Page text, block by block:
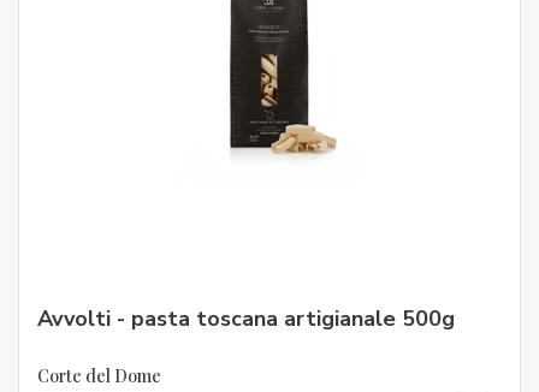
Avvolti - pasta toscana artigianale 500g
Corte del Dome